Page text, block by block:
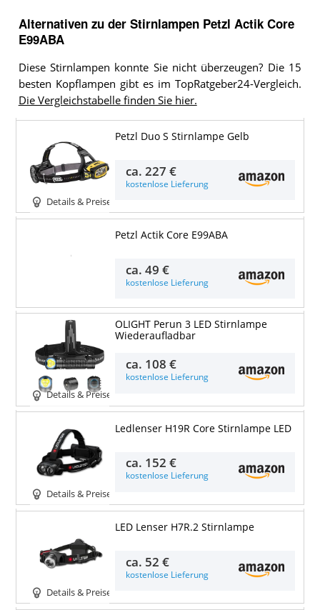
Alternativen zu der Stirnlampen Petzl Actik Core
E99ABA
Diese Stirnlampen konnte Sie nicht überzeugen? Die 15
besten Kopflampen gibt es im TopRatgeber24-Vergleich.
Die Vergleichstabelle finden Sie hier.
Details & Preise
Petzl Duo S Stirnlampe Gelb
ca.227 €
kostenlose Lieferung
Petzl Actik Core E99ABA
ca.49 €
kostenlose Lieferung
Details & Preise
OLIGHT Perun 3 LED Stirnlampe
Wiederaufladbar
ca. 108 €
kostenlose Lieferung
Details & Preise
Ledlenser H19R Core Stirnlampe LED
ca. 152 €
kostenlose Lieferung
Details & Preise
LED Lenser H7R.2 Stirnlampe
ca. 52 €
kostenlose Lieferung